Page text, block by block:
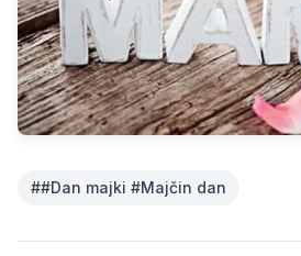
##Dan majki #Majčin dan